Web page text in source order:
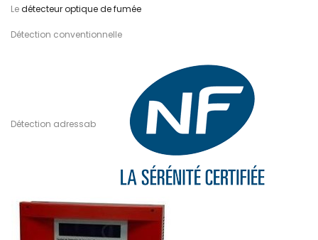
Ledétecteur optique de fumée
Détection conventionnelle
Détection adressab